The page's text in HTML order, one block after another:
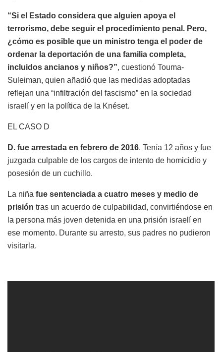
“Si el Estado considera que alguien apoya el
terrorismo, debe seguir el procedimiento penal. Pero,
¿cómo es posible que un ministro tenga el poder de
ordenar la deportación de una familia completa,
incluidos ancianos y niños?”, cuestionó Touma-
Suleiman, quien añadió que las medidas adoptadas
reflejan una “infiltración del fascismo” en la sociedad
israelí y en la política de la Knéset.
EL CASO D
D. fue arrestada en febrero de 2016. Tenía 12 años y fue
juzgada culpable de los cargos de intento de homicidio y
posesión de un cuchillo.
La niña fue sentenciada a cuatro meses y medio de
prisión tras un acuerdo de culpabilidad, convirtiéndose en
la persona más joven detenida en una prisión israelí en
ese momento. Durante su arresto, sus padres no pudieron
visitarla.